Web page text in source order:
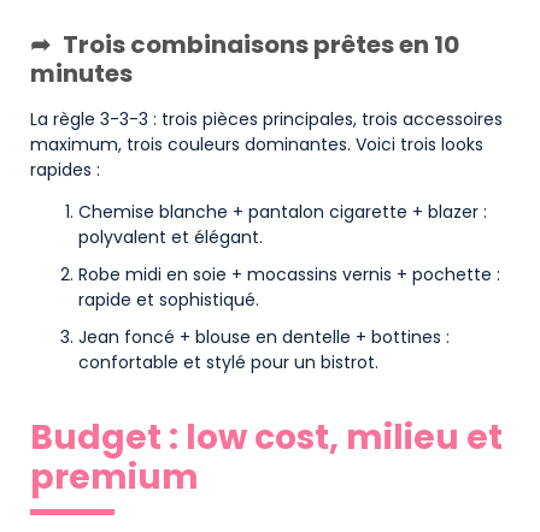
Trois combinaisons prêtes en 10
minutes
La règle 3-3-3 : trois pièces principales, trois accessoires
maximum, trois couleurs dominantes. Voici trois looks
rapides :
Chemise blanche + pantalon cigarette + blazer :
polyvalent et élégant.
Robe midi en soie + mocassins vernis + pochette :
rapide et sophistiqué.
Jean foncé + blouse en dentelle + bottines :
confortable et stylé pour un bistrot.
Budget : low cost, milieu et
premium